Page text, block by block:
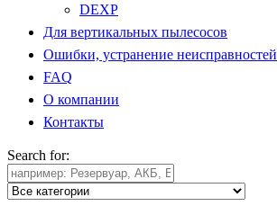
DEXP
Для вертикальных пылесосов
Ошибки, устранение неисправностей
FAQ
О компании
Контакты
Search for: